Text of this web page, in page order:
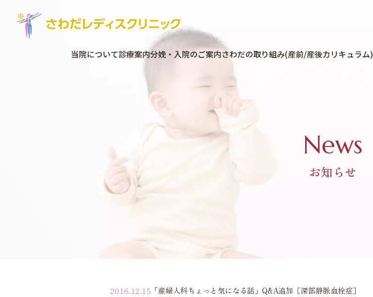
当院について診療案内分娩・入院のご案内さわだの取り組み(産前/産後カリキュラム)
News
お知らせ
2016.12.15 「産婦人科ちょっと気になる話」Q&A追加［深部静脈血栓症］